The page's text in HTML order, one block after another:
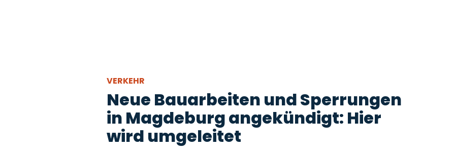
VERKEHR
Neue Bauarbeiten und Sperrungen
in Magdeburg angekündigt: Hier
wird umgeleitet